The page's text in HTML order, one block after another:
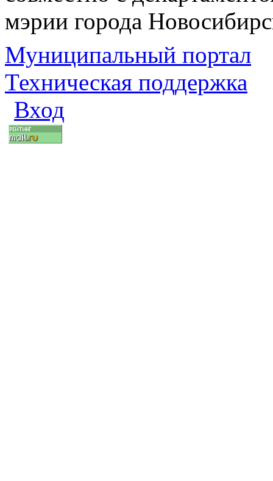
мэрии города
Муниципальный портал
Техническая поддержка
Вход